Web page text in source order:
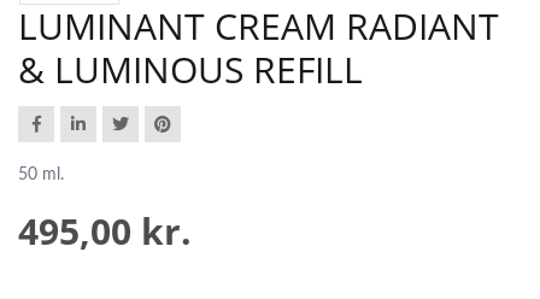
LUMINANT CREAM RADIANT
& LUMINOUS REFILL
50 ml.
495,00 kr.